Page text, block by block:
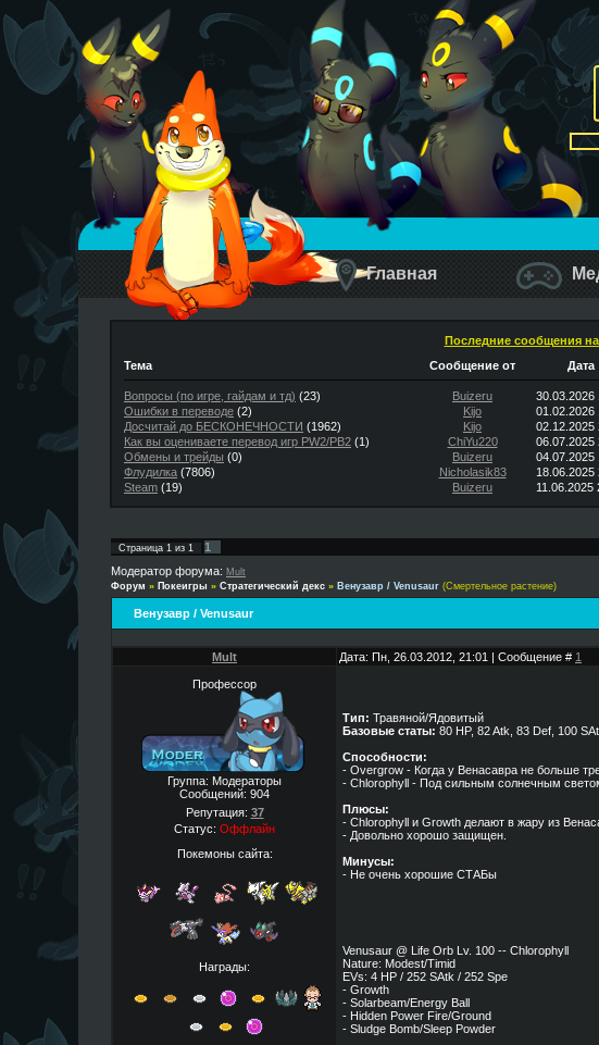
Главная
Последние сообщения
Тема
Сообщение от Дата
Вопросы (по игре, гайдам и тд) (23) Buizeru 30.03.2026
Ошибки в переводе (2) Kijo 01.02.2026
Досчитай до БЕСКОНЕЧНОСТИ (1962) Kijo 02.12.2025
Как вы оцениваете перевод игр PW2/PB2 (1) ChiYu220 06.07.2025
Обмены и трейды (0) Buizeru 04.07.2025
Флудилка (7806) Nicholasik83 18.06.2025
Steam (19) Buizeru 11.06.2025
Страница 1 из 1
1
Модератор форума: Mult
Форум » Покеигры » Стратегический декс » Венузавр / Venusaur (Смертельное растение)
Венузавр / Venusaur
Mult Дата: Пн, 26.03.2012, 21:01 | Сообщение # 1
Профессор
Группа: Модераторы
Сообщений: 904
Репутация: 37
Статус: Оффлайн
Покемоны сайта:
Награды:
Тип: Травяной/Ядовитый
Базовые статы: 80 HP, 82 Atk, 83 Def, 100
Способности:
- Overgrow - Когда у Венасавра не больше
- Chlorophyll - Под сильным солнечным
Плюсы:
- Chlorophyll и Growth делают в жару из
- Довольно хорошо защищен.
Минусы:
- Не очень хорошие СТАБы
Venusaur @ Life Orb Lv. 100 -- Chlorophyll
Nature: Modest/Timid
EVs: 4 HP / 252 SAtk / 252 Spe
- Growth
- Solarbeam/Energy Ball
- Hidden Power Fire/Ground
- Sludge Bomb/Sleep Powder